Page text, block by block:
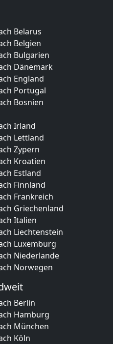
Belarus
Belgien
Bulgarien
Dänemark
England
Portugal
Bosnien
Irland
Lettland
Zypern
Kroatien
Estland
Finnland
Frankreich
Griechenland
Italien
Liechtenstein
Luxemburg
Niederlande
Norwegen
Berlin
Hamburg
München
Köln